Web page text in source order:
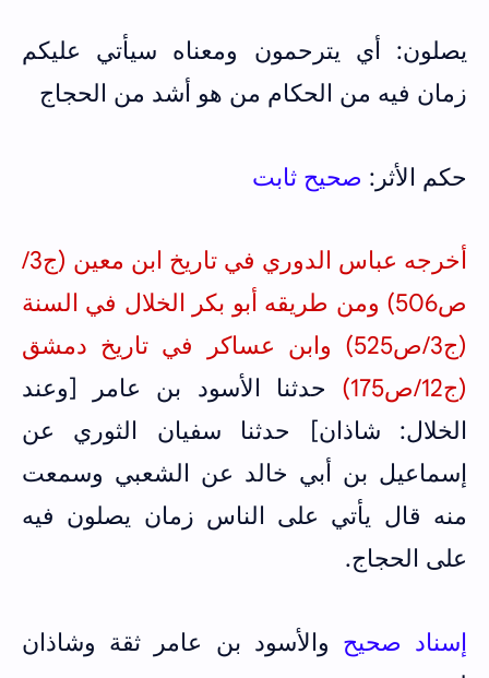
يصلون: أي يترحمون ومعناه سيأتي عليكم
زمان فيه من الحكام من هو أشد من الحجاج
حكم الأثر: صحيح ثابت
أخرجه عباس الدوري في تاريخ ابن معين (ج3/
ص506) ومن طريقه أبو بكر الخلال في السنة
(ج3/ص525) وابن عساكر في تاريخ دمشق
(ج12/ص175)
حدثنا الأسود بن عامر [وعند
الخلال: شاذان] حدثنا سفيان الثوري عن
إسماعيل بن أبي خالد عن الشعبي وسمعت
منه قال يأتي على الناس زمان يصلون فيه
على الحجاج.
إسناد صحيح والأسود بن عامر ثقة وشاذان